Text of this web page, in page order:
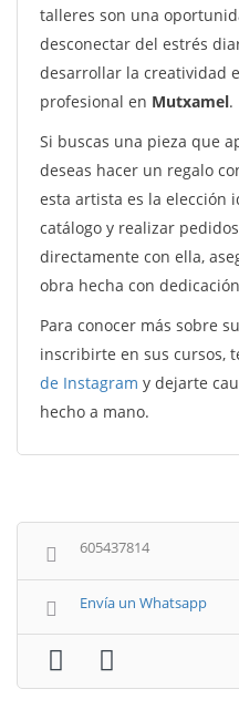
talleres son una
desconectar del estrés
desarrollar la creatividad
profesional en Mutxamel.
Si buscas una pieza que
deseas hacer un regalo
esta artista es la elección
catálogo y realizar
directamente con ella,
obra hecha con
Para conocer más sobre
inscribirte en sus cursos,
de Instagram y dejarte
hecho a mano.
605437814
Envía un Whatsapp